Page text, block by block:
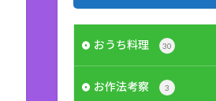
おうち料理 30
お作法考察 3